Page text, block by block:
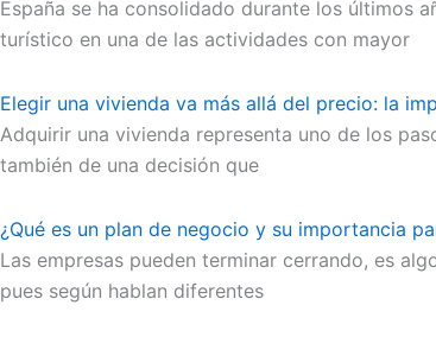
España se ha consolidado durante los últimos
turístico en una de las actividades con mayor
Elegir una vivienda va más allá del precio: la
Adquirir una vivienda representa uno de los
también de una decisión que
¿Qué es un plan de negocio y su importancia
Las empresas pueden terminar cerrando, es
pues según hablan diferentes